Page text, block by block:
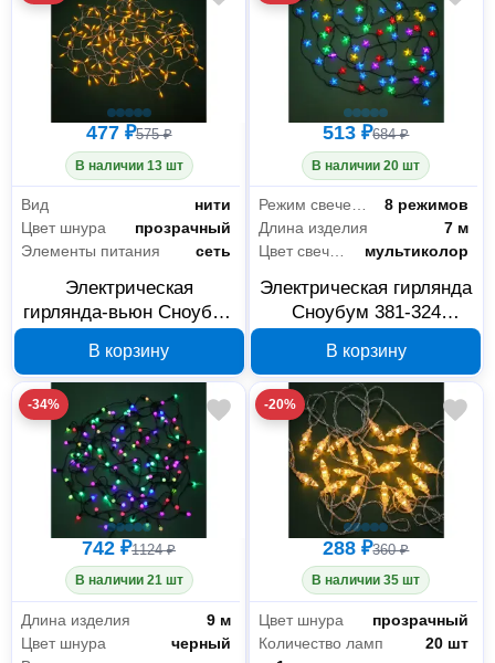
477 ₽575 ₽
В наличии 13 шт
Вид
нити
Цвет шнура
прозрачный
Элементы питания
сеть
Электрическая
гирлянда-вьюн Сноубум
желтая
В корзину
513 ₽684 ₽
В наличии 20 шт
Режим свечения
8 режимов
Длина изделия
7 м
Цвет свечения
мультиколор
Электрическая гирлянда
Сноубум 381-324
мультиколор
В корзину
-34%
742 ₽1124 ₽
В наличии 21 шт
Длина изделия
9 м
Цвет шнура
черный
-20%
288 ₽360 ₽
В наличии 35 шт
Цвет шнура
прозрачный
Количество ламп
20 шт